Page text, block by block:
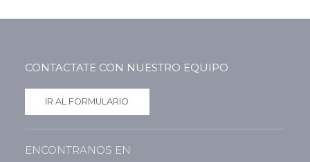
CONTACTATE CON NUESTRO EQUIPO
IR AL FORMULARIO
ENCONTRANOS EN